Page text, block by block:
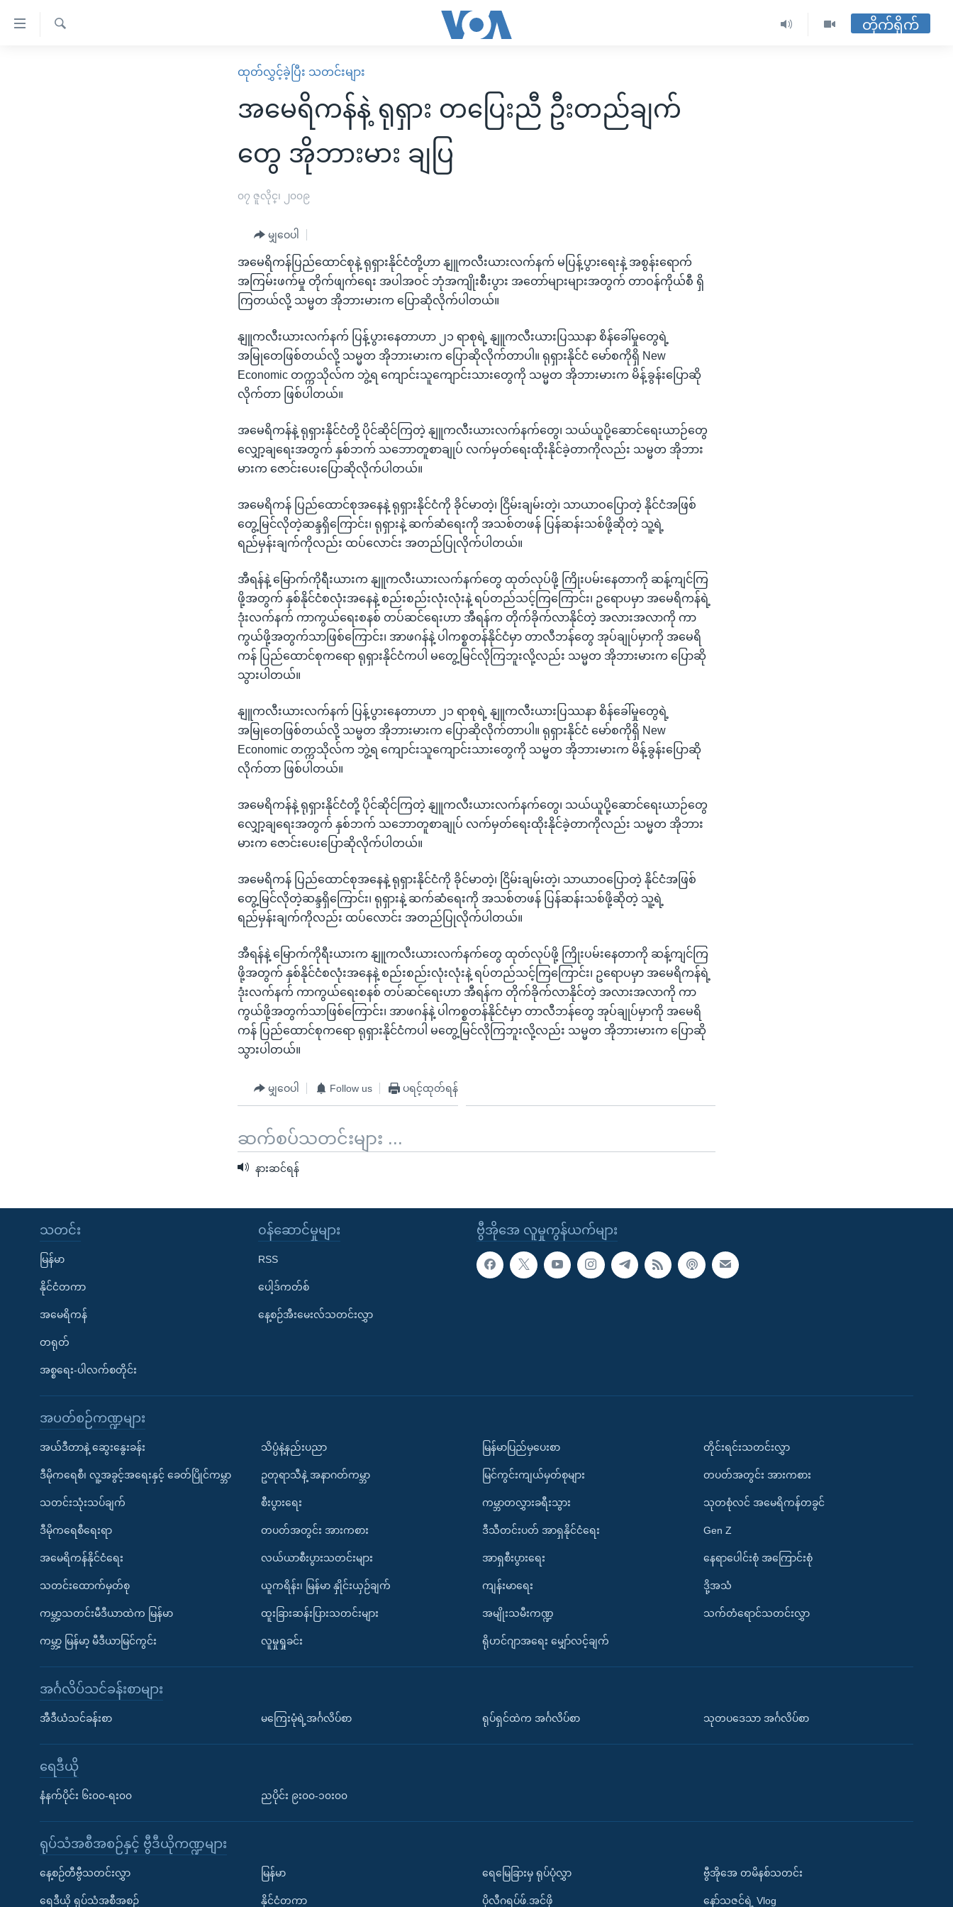
တိုက်ရိုက်
ထုတ်လွှင့်ခဲ့ပြီး သတင်းများ
အမေရိကန်နဲ့ ရုရှား တပြေးညီ ဦးတည်ချက်
တွေ အိုဘားမား ချပြ
၀၇ ဇူလိုင္၊ ၂၀၀၉
မျှဝေပါ
အမေရိကန်ပြည်ထောင်စုနဲ့ ရုရှားနိုင်ငံတို့ဟာ နျူကလီးယားလက်နက် မပြန့်ပွားရေးနဲ့ အစွန်းရောက်
အကြမ်းဖက်မှု တိုက်ဖျက်ရေး အပါအဝင် ဘုံအကျိုးစီးပွား အတော်များများအတွက် တာဝန်ကိုယ်စီ ရှိ
ကြတယ်လို့ သမ္မတ အိုဘားမားက ပြောဆိုလိုက်ပါတယ်။
နျူကလီးယားလက်နက် ပြန့်ပွားနေတာဟာ ၂၁ ရာစုရဲ့ နျူကလီးယားပြဿနာ စိန်ခေါ်မှုတွေရဲ့
အမြုတေဖြစ်တယ်လို့ သမ္မတ အိုဘားမားက ပြောဆိုလိုက်တာပါ။ ရုရှားနိုင်ငံ မော်စကိုရှိ New
Economic တက္ကသိုလ်က ဘွဲ့ရ ကျောင်းသူကျောင်းသားတွေကို သမ္မတ အိုဘားမားက မိန့်ခွန်းပြောဆို
လိုက်တာ ဖြစ်ပါတယ်။
အမေရိကန်နဲ့ ရုရှားနိုင်ငံတို့ ပိုင်ဆိုင်ကြတဲ့ နျူကလီးယားလက်နက်တွေ၊ သယ်ယူပို့ဆောင်ရေးယာဉ်တွေ
လျှော့ချရေးအတွက် နှစ်ဘက် သဘောတူစာချုပ် လက်မှတ်ရေးထိုးနိုင်ခဲ့တာကိုလည်း သမ္မတ အိုဘား
မားက ဇောင်းပေးပြောဆိုလိုက်ပါတယ်။
အမေရိကန် ပြည်ထောင်စုအနေနဲ့ ရုရှားနိုင်ငံကို ခိုင်မာတဲ့၊ ငြိမ်းချမ်းတဲ့၊ သာယာဝပြောတဲ့ နိုင်ငံအဖြစ်
တွေ့မြင်လိုတဲ့ဆန္ဒရှိကြောင်း၊ ရုရှားနဲ့ ဆက်ဆံရေးကို အသစ်တဖန် ပြန်ဆန်းသစ်ဖို့ဆိုတဲ့ သူ့ရဲ့
ရည်မှန်းချက်ကိုလည်း ထပ်လောင်း အတည်ပြုလိုက်ပါတယ်။
အီရန်နဲ့ မြောက်ကိုရီးယားက နျူကလီးယားလက်နက်တွေ ထုတ်လုပ်ဖို့ ကြိုးပမ်းနေတာကို ဆန့်ကျင်ကြ
ဖို့အတွက် နှစ်နိုင်ငံစလုံးအနေနဲ့ စည်းစည်းလုံးလုံးနဲ့ ရပ်တည်သင့်ကြကြောင်း၊ ဥရောပမှာ အမေရိကန်ရဲ့
ဒုံးလက်နက် ကာကွယ်ရေးစနစ် တပ်ဆင်ရေးဟာ အီရန်က တိုက်ခိုက်လာနိုင်တဲ့ အလားအလာကို ကာ
ကွယ်ဖို့အတွက်သာဖြစ်ကြောင်း၊ အာဖဂန်နဲ့ ပါကစ္စတန်နိုင်ငံမှာ တာလီဘန်တွေ အုပ်ချုပ်မှာကို အမေရိ
ကန် ပြည်ထောင်စုကရော ရုရှားနိုင်ငံကပါ မတွေ့မြင်လိုကြဘူးလို့လည်း သမ္မတ အိုဘားမားက ပြောဆို
သွားပါတယ်။
နျူကလီးယားလက်နက် ပြန့်ပွားနေတာဟာ ၂၁ ရာစုရဲ့ နျူကလီးယားပြဿနာ စိန်ခေါ်မှုတွေရဲ့
အမြုတေဖြစ်တယ်လို့ သမ္မတ အိုဘားမားက ပြောဆိုလိုက်တာပါ။ ရုရှားနိုင်ငံ မော်စကိုရှိ New
Economic တက္ကသိုလ်က ဘွဲ့ရ ကျောင်းသူကျောင်းသားတွေကို သမ္မတ အိုဘားမားက မိန့်ခွန်းပြောဆို
လိုက်တာ ဖြစ်ပါတယ်။
အမေရိကန်နဲ့ ရုရှားနိုင်ငံတို့ ပိုင်ဆိုင်ကြတဲ့ နျူကလီးယားလက်နက်တွေ၊ သယ်ယူပို့ဆောင်ရေးယာဉ်တွေ
လျှော့ချရေးအတွက် နှစ်ဘက် သဘောတူစာချုပ် လက်မှတ်ရေးထိုးနိုင်ခဲ့တာကိုလည်း သမ္မတ အိုဘား
မားက ဇောင်းပေးပြောဆိုလိုက်ပါတယ်။
အမေရိကန် ပြည်ထောင်စုအနေနဲ့ ရုရှားနိုင်ငံကို ခိုင်မာတဲ့၊ ငြိမ်းချမ်းတဲ့၊ သာယာဝပြောတဲ့ နိုင်ငံအဖြစ်
တွေ့မြင်လိုတဲ့ဆန္ဒရှိကြောင်း၊ ရုရှားနဲ့ ဆက်ဆံရေးကို အသစ်တဖန် ပြန်ဆန်းသစ်ဖို့ဆိုတဲ့ သူ့ရဲ့
ရည်မှန်းချက်ကိုလည်း ထပ်လောင်း အတည်ပြုလိုက်ပါတယ်။
အီရန်နဲ့ မြောက်ကိုရီးယားက နျူကလီးယားလက်နက်တွေ ထုတ်လုပ်ဖို့ ကြိုးပမ်းနေတာကို ဆန့်ကျင်ကြ
ဖို့အတွက် နှစ်နိုင်ငံစလုံးအနေနဲ့ စည်းစည်းလုံးလုံးနဲ့ ရပ်တည်သင့်ကြကြောင်း၊ ဥရောပမှာ အမေရိကန်ရဲ့
ဒုံးလက်နက် ကာကွယ်ရေးစနစ် တပ်ဆင်ရေးဟာ အီရန်က တိုက်ခိုက်လာနိုင်တဲ့ အလားအလာကို ကာ
ကွယ်ဖို့အတွက်သာဖြစ်ကြောင်း၊ အာဖဂန်နဲ့ ပါကစ္စတန်နိုင်ငံမှာ တာလီဘန်တွေ အုပ်ချုပ်မှာကို အမေရိ
ကန် ပြည်ထောင်စုကရော ရုရှားနိုင်ငံကပါ မတွေ့မြင်လိုကြဘူးလို့လည်း သမ္မတ အိုဘားမားက ပြောဆို
သွားပါတယ်။
မျှဝေပါ Follow us ပရင့်ထုတ်ရန်
ဆက်စပ်သတင်းများ ...
နားဆင်ရန်
ဗွီအိုအေ လူမှုကွန်ယက်များ
သတင်း
မြန်မာ
နိုင်ငံတကာ
အမေရိကန်
တရုတ်
အစ္စရေး-ပါလက်စတိုင်း
၀န်ဆောင်မှုများ
RSS
ပေါ့ဒ်ကတ်စ်
နေ့စဉ်အီးမေးလ်သတင်းလွှာ
အပတ်စဉ်ကဏ္ဍများ
အယ်ဒီတာနဲ့ ဆွေးနွေးခန်း
ဒီမိုကရေစီ၊ လူ့အခွင့်အရေးနှင့် ခေတ်ပြိုင်ကမ္ဘာ
သတင်းသုံးသပ်ချက်
ဒီမိုကရေစီရေးရာ
အမေရိကန်နိုင်ငံရေး
သတင်းထောက်မှတ်စု
ကမ္ဘာ့သတင်းမီဒီယာထဲက မြန်မာ
ကမ္ဘာ့ မြန်မာ့ မီဒီယာမြင်ကွင်း
သိပ္ပံနဲ့နည်းပညာ
ဥတုရာသီနဲ့ အနာဂတ်ကမ္ဘာ
စီးပွားရေး
တပတ်အတွင်း အားကစား
လယ်ယာစီးပွားသတင်းများ
ယူကရိန်း၊ မြန်မာ နှိုင်းယှဉ်ချက်
ထူးခြားဆန်းပြားသတင်းများ
လူမှုရှုခင်း
မြန်မာပြည်မှပေးစာ
မြင်ကွင်းကျယ်မှတ်စုများ
ကမ္ဘာတလွှားခရီးသွား
ဒီသီတင်းပတ် အာရှနိုင်ငံရေး
အာရှစီးပွားရေး
ကျန်းမာရေး
အမျိုးသမီးကဏ္ဍ
ရိုဟင်ဂျာအရေး မျှော်လင့်ချက်
တိုင်းရင်းသတင်းလွှာ
တပတ်အတွင်း အားကစား
သုတစုံလင် အမေရိကန်တခွင်
Gen Z
နေရာပေါင်းစုံ အကြောင်းစုံ
ဒို့အသံ
သက်တံရောင်သတင်းလွှာ
အင်္ဂလိပ်သင်ခန်းစာများ
အီဒီယံသင်ခန်းစာ မကြေးမုံရဲ့အင်္ဂလိပ်စာ ရုပ်ရှင်ထဲက အင်္ဂလိပ်စာ သုတပဒေသာ အင်္ဂလိပ်စာ
ရေဒီယို
နံနက်ပိုင်း ၆း၀၀-ရး၀၀ ညပိုင်း ၉း၀၀-၁၀း၀၀
ရုပ်သံအစီအစဉ်နှင့် ဗွီဒီယိုကဏ္ဍများ
နေ့စဉ်တီဗွီသတင်းလွှာ
ရေဒီယို ရုပ်သံအစီအစဉ်
မြန်မာ
နိုင်ငံတကာ
ရေမြေခြားမှ ရုပ်ပုံလွှာ
ပိုလီဂရပ်ဖ်.အင်ဖို
ဗွီအိုအေ တမိနစ်သတင်း
နော်သဇင်ရဲ့ Vlog